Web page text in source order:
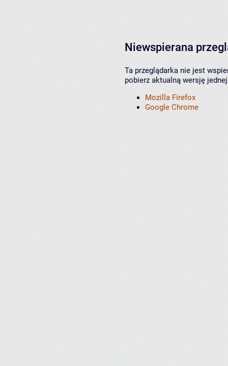
Niewspierana
Ta przeglądarka nie jest
pobierz aktualną wersję
Mozilla Firefox
Google Chrome